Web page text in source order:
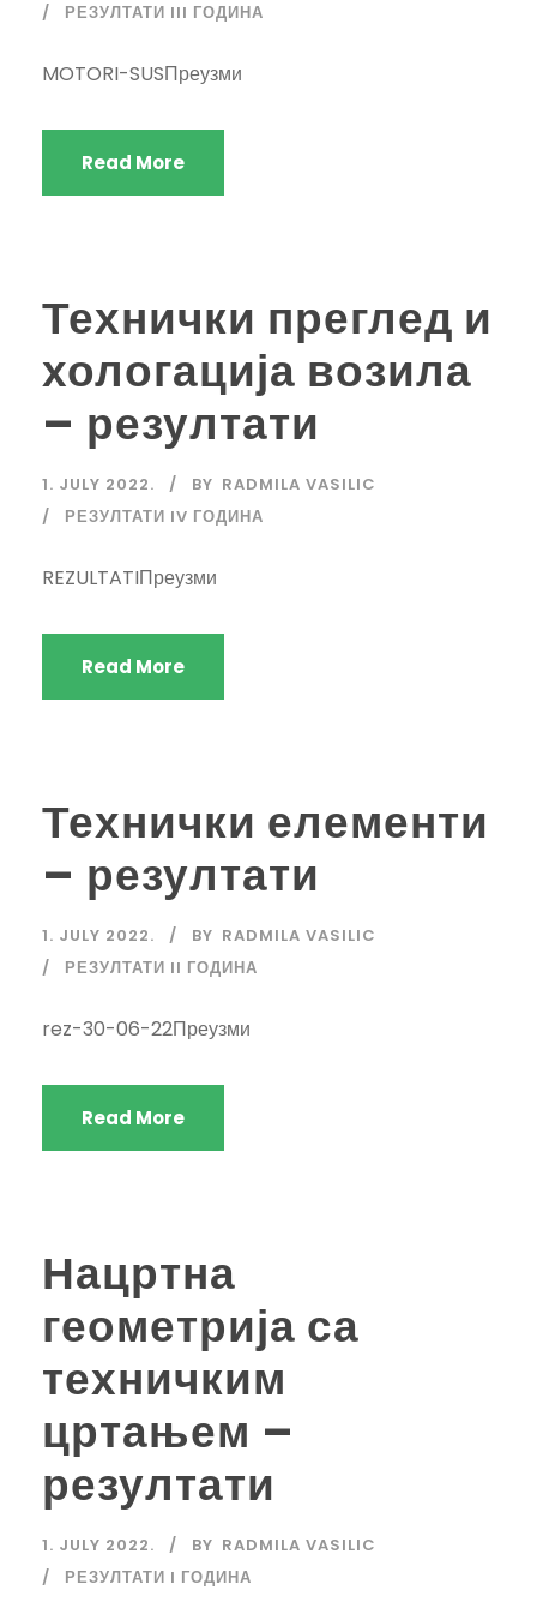
РЕЗУЛТАТИ III ГОДИНА
MOTORI-SUSПреузми
Read More
Технички преглед и
хологација возила
– резултати
1. JULY 2022. BY RADMILA VASILIC
РЕЗУЛТАТИ IV ГОДИНА
REZULTATIПреузми
Read More
Технички елементи
– резултати
1. JULY 2022. BY RADMILA VASILIC
РЕЗУЛТАТИ II ГОДИНА
rez-30-06-22Преузми
Read More
Нацртна
геометрија са
техничким
цртањем –
резултати
1. JULY 2022. BY RADMILA VASILIC
РЕЗУЛТАТИ I ГОДИНА